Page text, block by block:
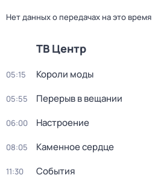
Нет данных о передачах на это время
ТВ Центр
05:15 Короли моды
05:55 Перерыв в вещании
06:00 Настроение
08:05 Каменное сердце
11:30 События